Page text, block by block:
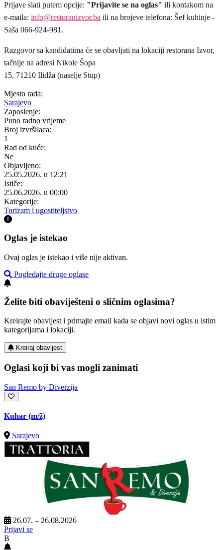
Prijave slati putem opcije: "Prijavite se na oglas" ili kontakom na
e-maila: info@restoranizvor.ba ili na brojeve telefona: Šef kuhinje -
Saša 066-924-981.
Razgovor sa kandidatima će se obavljati na lokaciji restorana Izvor,
tačnije na adresi Nikole Šopa
15, 71210 Ilidža (naselje Stup)
Mjesto rada:
Sarajevo
Zaposlenje:
Puno radno vrijeme
Broj izvršilaca:
1
Rad od kuće:
Ne
Objavljeno:
25.05.2026. u 12:21
Ističe:
25.06.2026. u 00:00
Kategorije:
Turizam i ugostiteljstvo
Oglas je istekao
Ovaj oglas je istekao i više nije aktivan.
Pogledajte druge oglase
Želite biti obaviješteni o sličnim oglasima?
Kreirajte obavijest i primajte email kada se objavi novi oglas u istim
kategorijama i lokaciji.
Kreiraj obavijest
Oglasi koji bi vas mogli zanimati
San Remo by Diverzija
Kuhar (m/ž)
Sarajevo
26.07. – 26.08.2026
Prijavi se
B